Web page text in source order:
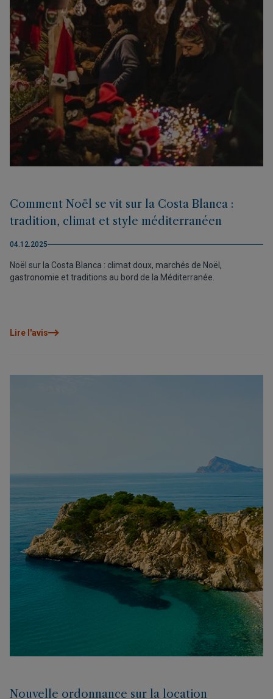
Comment Noël se vit sur la Costa Blanca :
tradition, climat et style méditerranéen
04.12.2025
Noël sur la Costa Blanca : climat doux, marchés de Noël,
gastronomie et traditions au bord de la Méditerranée.
Lire l'avis
Nouvelle ordonnance sur la location